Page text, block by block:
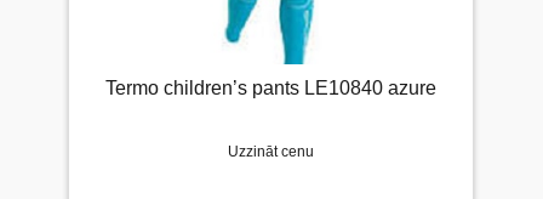
Termo children’s pants LE10840 azure
Uzzināt cenu